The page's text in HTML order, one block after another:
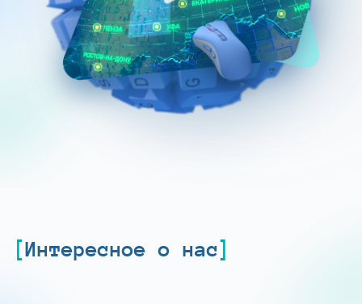
Интересное о нас